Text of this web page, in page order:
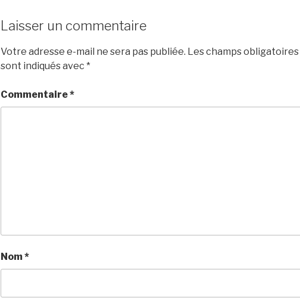
Laisser un commentaire
Votre adresse e-mail ne sera pas publiée. Les champs obligatoires
sont indiqués avec *
Commentaire*
Nom*